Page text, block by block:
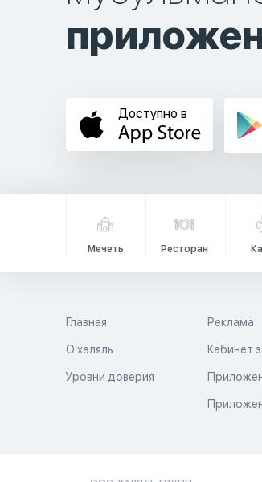
Доступно в
Мечеть Ресторан
Главная
О халяль
Уровни доверия
Реклама
Кабинет